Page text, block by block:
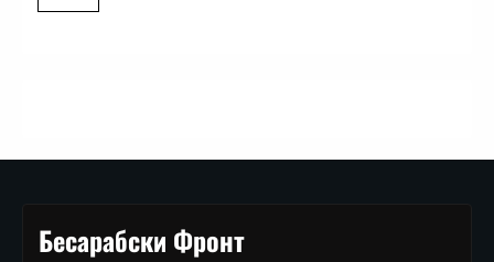
Бесарабски Фронт